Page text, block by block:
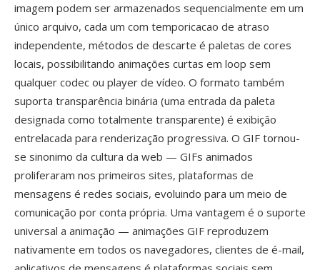
imagem podem ser armazenados sequencialmente em um
único arquivo, cada um com temporicacao de atraso
independente, métodos de descarte é paletas de cores
locais, possibilitando animações curtas em loop sem
qualquer codec ou player de vídeo. O formato também
suporta transparência binária (uma entrada da paleta
designada como totalmente transparente) é exibição
entrelacada para renderização progressiva. O GIF tornou-
se sinonimo da cultura da web — GIFs animados
proliferaram nos primeiros sites, plataformas de
mensagens é redes sociais, evoluindo para um meio de
comunicação por conta própria. Uma vantagem é o suporte
universal a animação — animações GIF reproduzem
nativamente em todos os navegadores, clientes de é-mail,